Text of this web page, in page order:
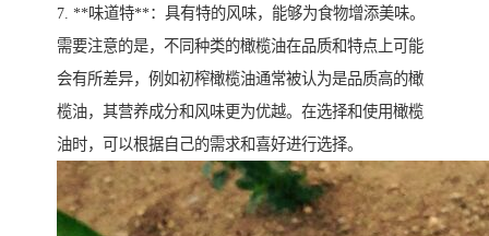
7. **味道特**：具有特的风味，能够为食物增添美味。
需要注意的是，不同种类的橄榄油在品质和特点上可能
会有所差异，例如初榨橄榄油通常被认为是品质高的橄
榄油，其营养成分和风味更为优越。在选择和使用橄榄
油时，可以根据自己的需求和喜好进行选择。